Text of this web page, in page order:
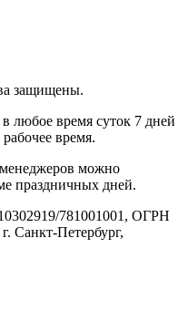
защищены.
любое время суток 7 дней
время.
можно
праздничных дней.
781001001, ОГРН
Санкт-Петербург,